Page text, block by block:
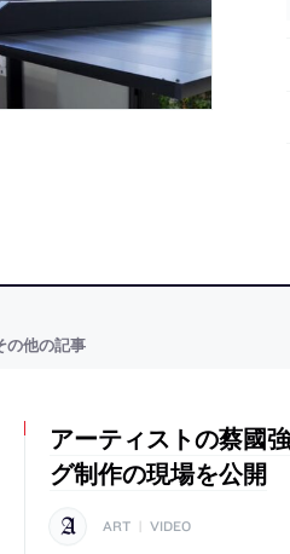
の他の記事
アーティストの蔡國
グ制作の現場を公開
ART VIDEO